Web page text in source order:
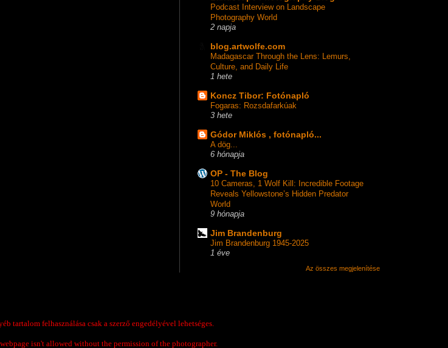
Podcast Interview on Landscape
Photography World
2 napja
blog.artwolfe.com
Madagascar Through the Lens: Lemurs,
Culture, and Daily Life
1 hete
Koncz Tibor: Fotónapló
Fogaras: Rozsdafarkúak
3 hete
Gódor Miklós , fotónapló...
A dög...
6 hónapja
OP - The Blog
10 Cameras, 1 Wolf Kill: Incredible Footage
Reveals Yellowstone’s Hidden Predator
World
9 hónapja
Jim Brandenburg
Jim Brandenburg 1945-2025
1 éve
Az összes megjelenítése
tartalom felhasználása csak a szerző engedélyével lehetséges.
isn't allowed without the permission of the photographer.